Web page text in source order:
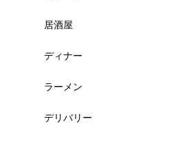
居酒屋
ディナー
ラーメン
デリバリー